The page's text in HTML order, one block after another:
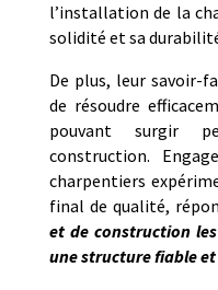
l’installation de la
solidité et sa
De plus, leur savoir-
de résoudre
pouvant surgir
construction.
charpentiers
final de qualité,
et de construction
une structure fiable